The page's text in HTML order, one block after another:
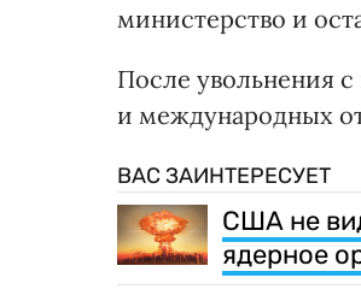
министерство и
После увольнения
и международных
ВАС ЗАИНТЕРЕСУЕТ
США не
ядерное